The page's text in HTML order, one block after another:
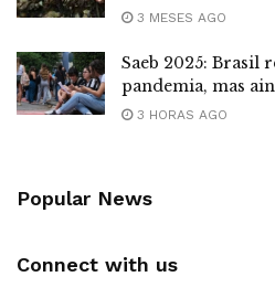
3 MESES AGO
Saeb 2025: Brasil
pandemia, mas
3 HORAS AGO
Popular News
Connect with us